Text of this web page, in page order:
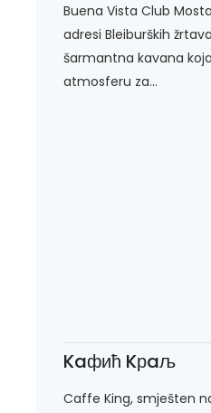
Buena Vista Club
adresi Bleiburških
šarmantna kavana
atmosferu za...
Kaфић Kрaљ
Caffe King, smješten